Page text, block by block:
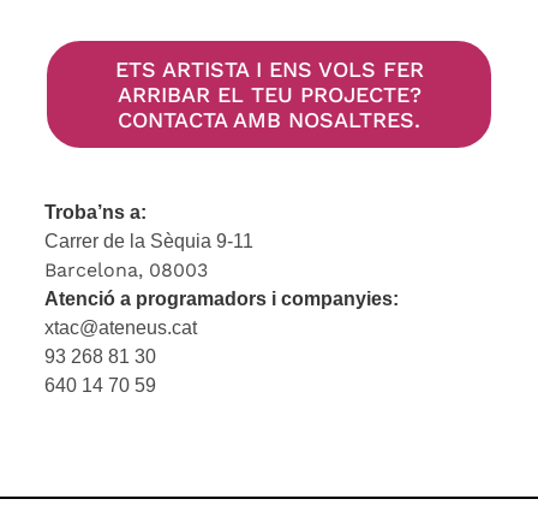
ETS ARTISTA I ENS VOLS FER
ARRIBAR EL TEU PROJECTE?
CONTACTA AMB NOSALTRES.
Troba’ns a:
Carrer de la Sèquia 9-11
Barcelona, 08003
Atenció a programadors i companyies:
xtac@ateneus.cat
93 268 81 30
640 14 70 59